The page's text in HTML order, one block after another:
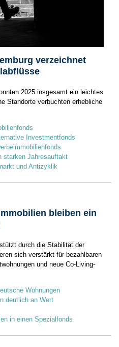
verzeichnet
2025 insgesamt ein leichtes
Standorte verbuchten erhebliche
Investmentfonds
starken Jahresauftakt
und Antizyklik
bleiben ein
durch die Stabilität der
sich verstärkt für bezahlbaren
und neue Co-Living-
Wohnungen
deutlich an Wert
in einen Spezialfonds